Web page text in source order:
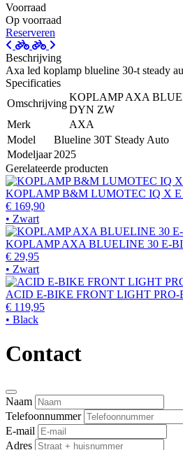
Voorraad
Op voorraad
Reserveren
Beschrijving
Axa led koplamp blueline 30-t steady
Specificaties
Omschrijving
KOPLAMP AXA
DYN ZW
Merk
AXA
Model
Blueline 30T Steady Auto
Modeljaar 2025
Gerelateerde producten
KOPLAMP B&M LUMOTEC IQ X
€ 169,90
• Zwart
KOPLAMP AXA BLUELINE 30 E-
€ 29,95
• Zwart
ACID E-BIKE FRONT LIGHT PRO-
€ 119,95
• Black
Contact
Naam
Telefoonnummer
E-mail
Adres